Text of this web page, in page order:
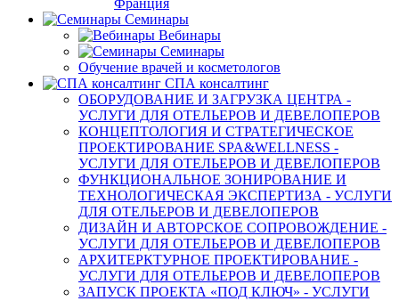
Франция
Семинары
Вебинары
Семинары
Обучение врачей и косметологов
СПА консалтинг
ОБОРУДОВАНИЕ И ЗАГРУЗКА ЦЕНТРА -
УСЛУГИ ДЛЯ ОТЕЛЬЕРОВ И ДЕВЕЛОПЕРОВ
КОНЦЕПТОЛОГИЯ И СТРАТЕГИЧЕСКОЕ
ПРОЕКТИРОВАНИЕ SPA&WELLNESS -
УСЛУГИ ДЛЯ ОТЕЛЬЕРОВ И ДЕВЕЛОПЕРОВ
ФУНКЦИОНАЛЬНОЕ ЗОНИРОВАНИЕ И
ТЕХНОЛОГИЧЕСКАЯ ЭКСПЕРТИЗА - УСЛУГИ
ДЛЯ ОТЕЛЬЕРОВ И ДЕВЕЛОПЕРОВ
ДИЗАЙН И АВТОРСКОЕ СОПРОВОЖДЕНИЕ -
УСЛУГИ ДЛЯ ОТЕЛЬЕРОВ И ДЕВЕЛОПЕРОВ
АРХИТЕРКТУРНОЕ ПРОЕКТИРОВАНИЕ -
УСЛУГИ ДЛЯ ОТЕЛЬЕРОВ И ДЕВЕЛОПЕРОВ
ЗАПУСК ПРОЕКТА «ПОД КЛЮЧ» - УСЛУГИ